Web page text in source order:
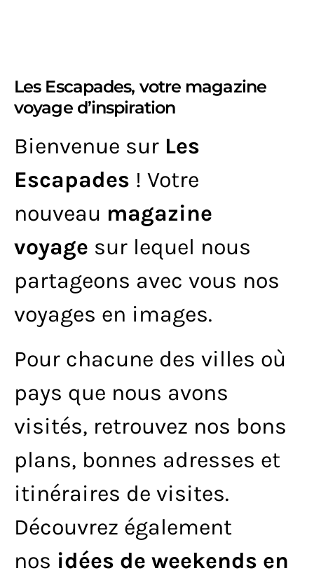
Les Escapades, votre magazine
voyage d’inspiration
Bienvenue sur Les
Escapades ! Votre
nouveau magazine
voyage sur lequel nous
partageons avec vous nos
voyages en images.
Pour chacune des villes où
pays que nous avons
visités, retrouvez nos bons
plans, bonnes adresses et
itinéraires de visites.
Découvrez également
nos idées de weekends en